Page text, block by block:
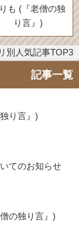
も (『老僧の独
り言』)
別人気記事TOP3
記事一覧
り言』)
てのお知らせ
の独り言』)